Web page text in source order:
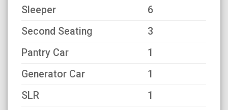
Sleeper
6
Second Seating
3
Pantry Car
1
Generator Car
1
SLR
1